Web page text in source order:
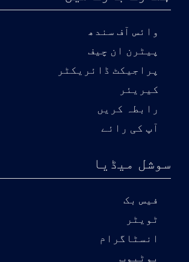
وائس آف سندھ
پیٹرن ان چیف
پراجیکٹ ڈائریکٹر
کیریئر
رابطہ کریں
آپ کی رائے
سوشل میڈیا
فیس بک
ٹویٹر
انسٹاگرام
یوٹیوب